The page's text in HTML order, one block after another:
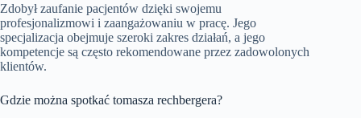
Zdobył zaufanie pacjentów dzięki swojemu
profesjonalizmowi i zaangażowaniu w pracę. Jego
specjalizacja obejmuje szeroki zakres działań, a jego
kompetencje są często rekomendowane przez zadowolonych
klientów.
Gdzie można spotkać tomasza rechbergera?